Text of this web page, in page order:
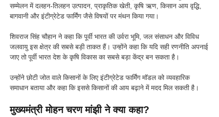
सम्मेलन में दलहन-तिलहन उत्पादन, प्राकृतिक खेती, कृषि ऋण, किसान आय वृद्धि,
बागवानी और इंटीग्रेटेड फार्मिंग जैसे विषयों पर मंथन किया गया।
शिवराज सिंह चौहान ने कहा कि पूर्वी भारत की उर्वरा भूमि, जल संसाधन और विविध
जलवायु इस क्षेत्र की सबसे बड़ी ताकत हैं। उन्होंने कहा कि यदि सही रणनीति अपनाई
जाए तो पूर्वी भारत देश के कृषि विकास का सबसे बड़ा केंद्र बन सकता है।
उन्होंने छोटी जोत वाले किसानों के लिए इंटीग्रेटेड फार्मिंग मॉडल को व्यवहारिक
समाधान बताया और कहा कि इससे किसानों की आय बढ़ाने में मदद मिल सकती है।
मुख्यमंत्री मोहन चरण मांझी ने क्या कहा?